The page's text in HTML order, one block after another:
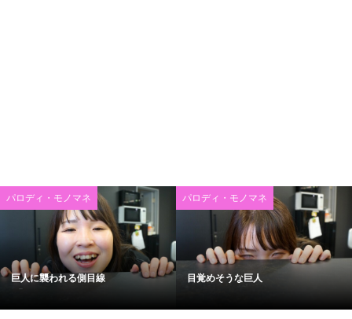
パロディ・モノマネ
巨人に襲われる側目線
パロディ・モノマネ
目覚めそうな巨人